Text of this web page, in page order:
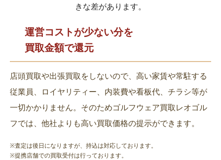
きな差があります。
運営コストが少ない分を
買取金額で還元
店頭買取や出張買取をしないので、高い家賃や常駐する
従業員、ロイヤリティー、内装費や看板代、チラシ等が
一切かかりません。そのためゴルフウェア買取レオゴル
フでは、他社よりも高い買取価格の提示ができます。
※査定は後日になりますが、持込は対応しております。
※提携店舗での買取受付は行っております。